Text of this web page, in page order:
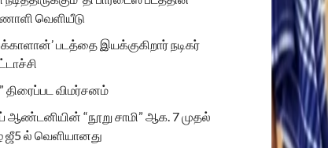
வெளியீடு
படத்தை இயக்குகிறார் நடிகர்
திரைப்பட விமர்சனம்
ஆண்டனியின் “நூறு சாமி” ஆக. 7 முதல்
ஜீ5 ல் வெளியானது